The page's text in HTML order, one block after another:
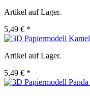
Artikel auf Lager.
5,49 € *
Artikel auf Lager.
5,49 € *